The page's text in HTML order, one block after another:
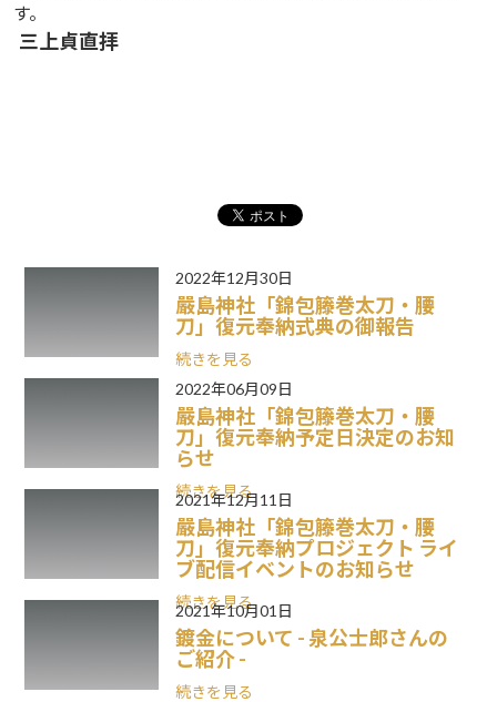
す。
三上貞直拝
2022年12月30日
嚴島神社「錦包籐巻太刀・腰
刀」復元奉納式典の御報告
続きを見る
2022年06月09日
嚴島神社「錦包籐巻太刀・腰
刀」復元奉納予定日決定のお知
らせ
続きを見る
2021年12月11日
嚴島神社「錦包籐巻太刀・腰
刀」復元奉納プロジェクト ライ
ブ配信イベントのお知らせ
続きを見る
2021年10月01日
鍍金について - 泉公士郎さんの
ご紹介 -
続きを見る